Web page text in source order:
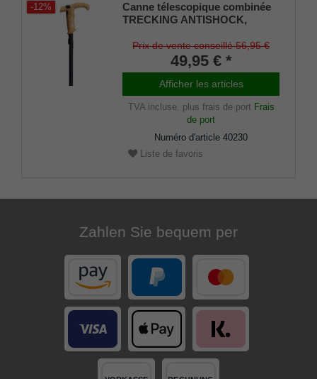
-12%
Canne télescopique combinée
TRECKING ANTISHOCK,
dragonne, canne en métal léger
noir, réglable en hauteur, serre-
joint à rondelle, pointe,
amortisseur en caoutchouc.
Prix de vente conseillé 56,95 €
49,95 € *
Afficher les articles
TVA incluse. plus frais de port Frais
de port
Numéro d'article 40230
Liste de favoris
Zahlen Sie bequem per